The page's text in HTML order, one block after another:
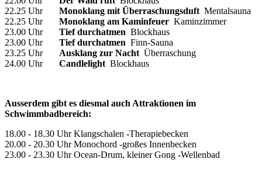
22.25 Uhr Monoklang mit Überraschungsduft Mentalsauna
22.25 Uhr Monoklang am Kaminfeuer Kaminzimmer
23.00 Uhr Tief durchatmen Blockhaus
23.00 Uhr Tief durchatmen Finn-Sauna
23.25 Uhr Ausklang zur Nacht Überraschung
24.00 Uhr Candlelight Blockhaus
Ausserdem gibt es diesmal auch Attraktionen im
Schwimmbadbereich:
18.00 - 18.30 Uhr Klangschalen -Therapiebecken
20.00 - 20.30 Uhr Monochord -großes Innenbecken
23.00 - 23.30 Uhr Ocean-Drum, kleiner Gong -Wellenbad